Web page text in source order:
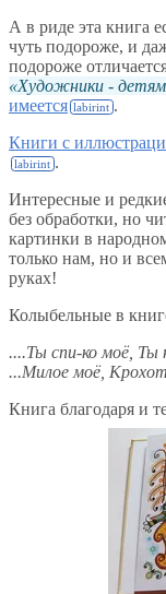
А в риде эта книга
чуть подороже, и
подороже
Художники - детям
имеется
.
Книги с
.
Интересные и
без обработки, но
картинки в
только нам, но и
руках!
Колыбельные в
....Ты спи-ко моё, Ты
...Милое моё,
Книга благодаря и